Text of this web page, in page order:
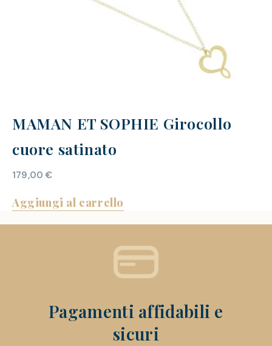
MAMAN ET SOPHIE Girocollo
cuore satinato
179,00€
Aggiungi al carrello
Pagamenti affidabili e
sicuri